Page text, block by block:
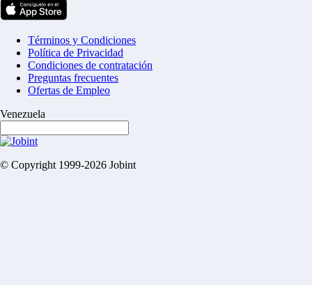
Términos y Condiciones
Política de Privacidad
Condiciones de contratación
Preguntas frecuentes
Ofertas de Empleo
Venezuela
© Copyright 1999-2026 Jobint